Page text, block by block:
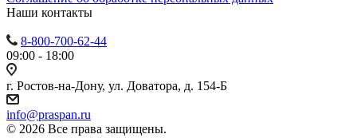
Наши контакты
8-800-700-62-44
09:00 - 18:00
г. Ростов-на-Дону, ул. Доватора, д. 154-Б
info@praspan.ru
© 2026 Все права защищены.